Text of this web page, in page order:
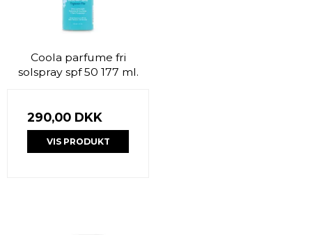
Coola parfume fri
solspray spf 50 177 ml.
290,00 DKK
VIS PRODUKT